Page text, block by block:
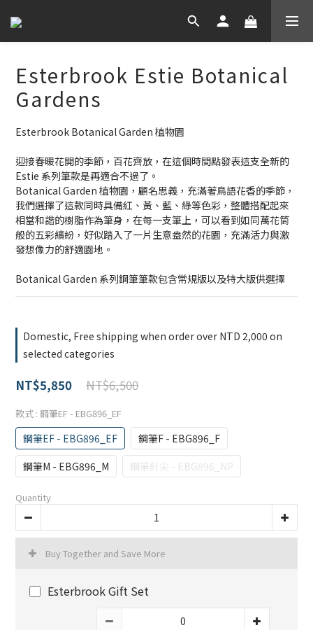
Esterbrook Estie Botanical
Gardens
Esterbrook Botanical Garden 植物園
迎接春暖花開的季節，百花齊放，在這個時間點發表這支全新的
Estie 系列筆款是再適合不過了。
Botanical Garden 植物園，顧名思義，充滿著鳥語花香的季節，
我們選擇了這款同時具備紅、黃、藍、綠等色彩，整體搭配起來
相當和諧的樹脂作為筆身，在每一支筆上，可以看到如同萬花筒
般的五彩繽紛，好似踏入了一片生意盎然的花園，充滿活力與激
發想像力的舒適園地。
Botanical Garden 系列鋼筆筆款包含常規版以及特大版供選擇
Domestic, Free shipping when order over NTD 2,000 on
selected categories
NT$6,500
NT$5,850
款式 : 鋼筆EF - EBG896_EF
鋼筆EF - EBG896_EF
鋼筆F - EBG896_F
鋼筆M - EBG896_M
鋼筆針尖 - EBG896_NP
Quantity
Buy Together and Save More
Esterbrook Gift Set